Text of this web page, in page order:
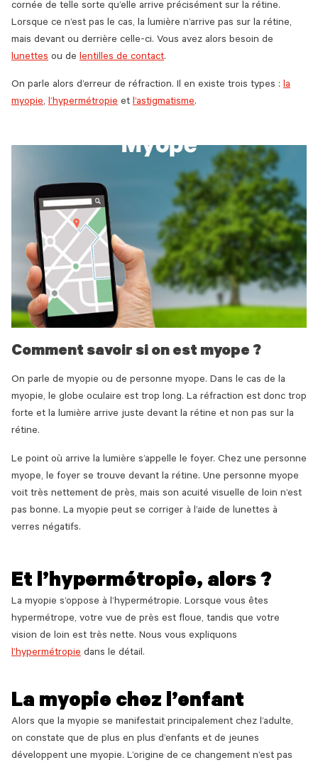
cornée de telle sorte qu’elle arrive précisément sur la rétine.
Lorsque ce n’est pas le cas, la lumière n’arrive pas sur la rétine,
mais devant ou derrière celle-ci. Vous avez alors besoin de
lunettes ou de lentilles de contact.
On parle alors d’erreur de réfraction. Il en existe trois types : la
myopie, l’hypermétropie et l’astigmatisme.
Comment savoir si on est myope ?
On parle de myopie ou de personne myope. Dans le cas de la
myopie, le globe oculaire est trop long. La réfraction est donc trop
forte et la lumière arrive juste devant la rétine et non pas sur la
rétine.
Le point où arrive la lumière s’appelle le foyer. Chez une personne
myope, le foyer se trouve devant la rétine. Une personne myope
voit très nettement de près, mais son acuité visuelle de loin n’est
pas bonne. La myopie peut se corriger à l’aide de lunettes à
verres négatifs.
Et l’hypermétropie, alors ?
La myopie s’oppose à l’hypermétropie. Lorsque vous êtes
hypermétrope, votre vue de près est floue, tandis que votre
vision de loin est très nette. Nous vous expliquons
l’hypermétropie dans le détail.
La myopie chez l’enfant
Alors que la myopie se manifestait principalement chez l’adulte,
on constate que de plus en plus d’enfants et de jeunes
développent une myopie. L’origine de ce changement n’est pas